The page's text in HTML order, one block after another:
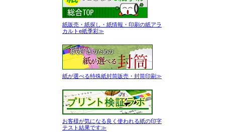
紙販売・紙探し・紙情報・印刷の紙アラ
カルトe紙季彩≫
紙が選べる特殊紙封筒販売・封筒印刷≫
お客様が気になる良く使われる紙の印字
テスト結果です≫